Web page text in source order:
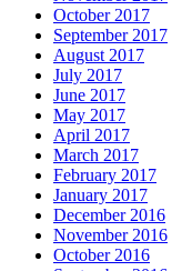
October 2017
September 2017
August 2017
July 2017
June 2017
May 2017
April 2017
March 2017
February 2017
January 2017
December 2016
November 2016
October 2016